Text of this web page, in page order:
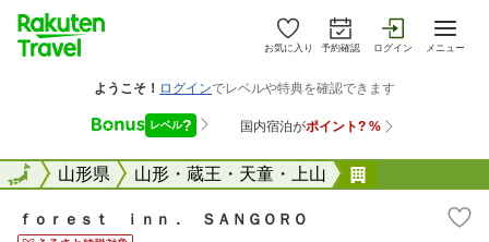
お気に入り 予約確認 ログイン メニュー
全国山形県 山形・蔵王・天童・上山
全国
ｆｏｒｅｓｔ ｉｎｎ． ＳＡＮＧＯＲＯ